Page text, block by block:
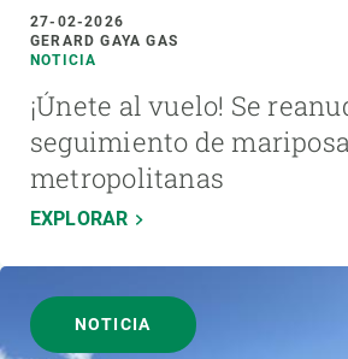
27-02-2026
GERARD GAYA GAS
NOTICIA
¡Únete al vuelo! Se
seguimiento de
metropolitanas
EXPLORAR
NOTICIA